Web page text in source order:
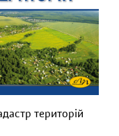
територій